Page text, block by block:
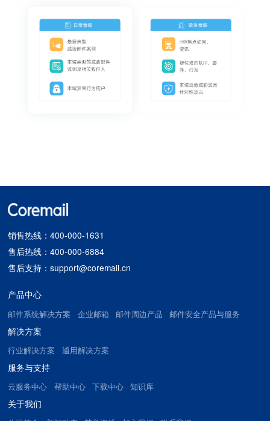
销售热线：400-000-1631
售后热线：400-000-6884
售后支持：support@coremail.cn
产品中心
邮件系统解决方案 企业邮箱 邮件周边产品 邮件安全产品与服务
解决方案
行业解决方案 通用解决方案
服务与支持
云服务中心 帮助中心 下载中心 知识库
关于我们